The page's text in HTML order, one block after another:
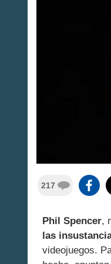
217
Phil Spencer,
las
videojuegos.